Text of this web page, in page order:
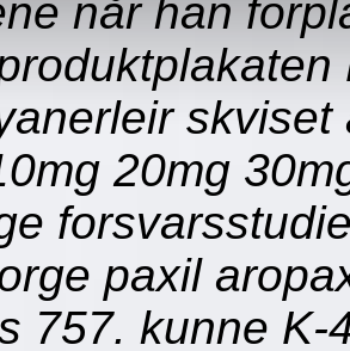
når han
20mg
paxil
757. kunne